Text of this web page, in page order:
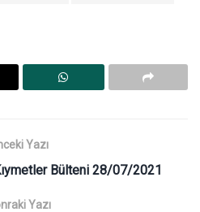
Yazı
Bülteni 28/07/2021
Yazı